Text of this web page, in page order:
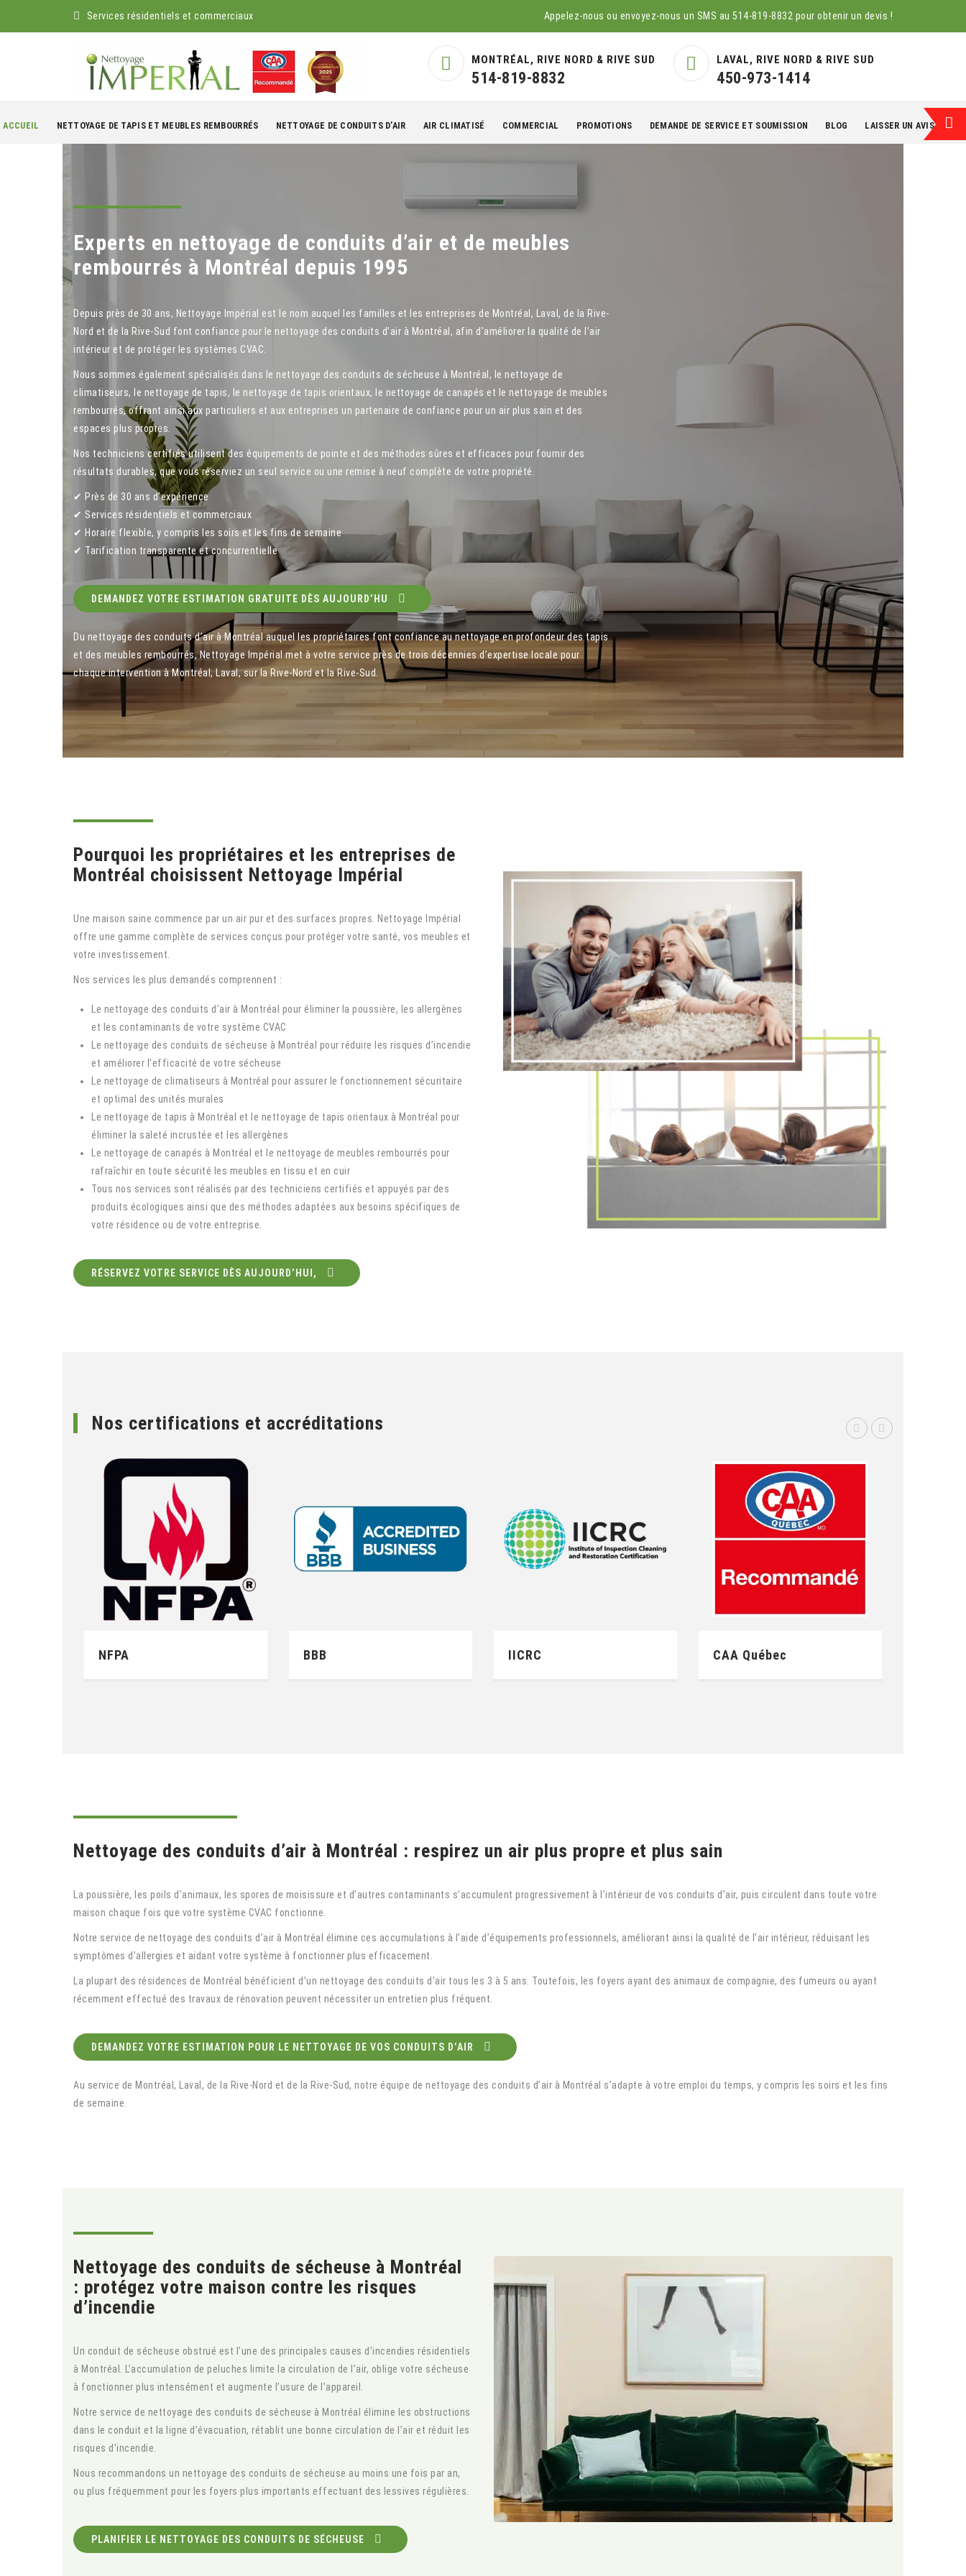
Services résidentiels et commerciaux Appelez-nous ou envoyez-nous un SMS au 514-819-8832 pour obtenir un devis !
MONTRÉAL, RIVE NORD & RIVE SUD
514-819-8832
LAVAL, RIVE NORD & RIVE SUD
450-973-1414
ACCUEIL NETTOYAGE DE TAPIS ET MEUBLES REMBOURRÉS NETTOYAGE DE CONDUITS D’AIR AIR CLIMATISÉ COMMERCIAL PROMOTIONS DEMANDE DE SERVICE ET SOUMISSION BLOG LAISSER UN AVIS EN
Experts en nettoyage de conduits d’air et de meubles
rembourrés à Montréal depuis 1995
Depuis près de 30 ans, Nettoyage Impérial est le nom auquel les familles et les entreprises de Montréal, Laval, de la Rive-
Nord et de la Rive-Sud font confiance pour le nettoyage des conduits d’air à Montréal, afin d’améliorer la qualité de l’air
intérieur et de protéger les systèmes CVAC.
Nous sommes également spécialisés dans le nettoyage des conduits de sécheuse à Montréal, le nettoyage de
climatiseurs, le nettoyage de tapis, le nettoyage de tapis orientaux, le nettoyage de canapés et le nettoyage de meubles
rembourrés, offrant ainsi aux particuliers et aux entreprises un partenaire de confiance pour un air plus sain et des
espaces plus propres.
Nos techniciens certifiés utilisent des équipements de pointe et des méthodes sûres et efficaces pour fournir des
résultats durables, que vous réserviez un seul service ou une remise à neuf complète de votre propriété.
✔ Près de 30 ans d’expérience
✔ Services résidentiels et commerciaux
✔ Horaire flexible, y compris les soirs et les fins de semaine
✔ Tarification transparente et concurrentielle
DEMANDEZ VOTRE ESTIMATION GRATUITE DÈS AUJOURD’HU
Du nettoyage des conduits d’air à Montréal auquel les propriétaires font confiance au nettoyage en profondeur des tapis
et des meubles rembourrés, Nettoyage Impérial met à votre service près de trois décennies d’expertise locale pour
chaque intervention à Montréal, Laval, sur la Rive-Nord et la Rive-Sud.
Pourquoi les propriétaires et les entreprises de
Montréal choisissent Nettoyage Impérial
Une maison saine commence par un air pur et des surfaces propres. Nettoyage Impérial
offre une gamme complète de services conçus pour protéger votre santé, vos meubles et
votre investissement.
Nos services les plus demandés comprennent :
Le nettoyage des conduits d’air à Montréal pour éliminer la poussière, les allergènes
et les contaminants de votre système CVAC
Le nettoyage des conduits de sécheuse à Montréal pour réduire les risques d’incendie
et améliorer l’efficacité de votre sécheuse
Le nettoyage de climatiseurs à Montréal pour assurer le fonctionnement sécuritaire
et optimal des unités murales
Le nettoyage de tapis à Montréal et le nettoyage de tapis orientaux à Montréal pour
éliminer la saleté incrustée et les allergènes
Le nettoyage de canapés à Montréal et le nettoyage de meubles rembourrés pour
rafraîchir en toute sécurité les meubles en tissu et en cuir
Tous nos services sont réalisés par des techniciens certifiés et appuyés par des
produits écologiques ainsi que des méthodes adaptées aux besoins spécifiques de
votre résidence ou de votre entreprise.
RÉSERVEZ VOTRE SERVICE DÈS AUJOURD’HUI,
Nos certifications et accréditations
NFPA BBB IICRC CAA Québec
Nettoyage des conduits d’air à Montréal : respirez un air plus propre et plus sain
La poussière, les poils d’animaux, les spores de moisissure et d’autres contaminants s’accumulent progressivement à l’intérieur de vos conduits d’air, puis circulent dans toute votre
maison chaque fois que votre système CVAC fonctionne.
Notre service de nettoyage des conduits d’air à Montréal élimine ces accumulations à l’aide d’équipements professionnels, améliorant ainsi la qualité de l’air intérieur, réduisant les
symptômes d’allergies et aidant votre système à fonctionner plus efficacement.
La plupart des résidences de Montréal bénéficient d’un nettoyage des conduits d’air tous les 3 à 5 ans. Toutefois, les foyers ayant des animaux de compagnie, des fumeurs ou ayant
récemment effectué des travaux de rénovation peuvent nécessiter un entretien plus fréquent.
DEMANDEZ VOTRE ESTIMATION POUR LE NETTOYAGE DE VOS CONDUITS D’AIR
Au service de Montréal, Laval, de la Rive-Nord et de la Rive-Sud, notre équipe de nettoyage des conduits d’air à Montréal s’adapte à votre emploi du temps, y compris les soirs et les fins
de semaine.
Nettoyage des conduits de sécheuse à Montréal
: protégez votre maison contre les risques
d’incendie
Un conduit de sécheuse obstrué est l’une des principales causes d’incendies résidentiels
à Montréal. L’accumulation de peluches limite la circulation de l’air, oblige votre sécheuse
à fonctionner plus intensément et augmente l’usure de l’appareil.
Notre service de nettoyage des conduits de sécheuse à Montréal élimine les obstructions
dans le conduit et la ligne d’évacuation, rétablit une bonne circulation de l’air et réduit les
risques d’incendie.
Nous recommandons un nettoyage des conduits de sécheuse au moins une fois par an,
ou plus fréquemment pour les foyers plus importants effectuant des lessives régulières.
PLANIFIER LE NETTOYAGE DES CONDUITS DE SÉCHEUSE